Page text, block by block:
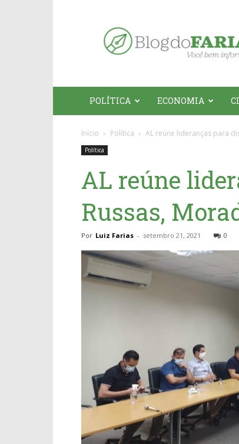
do
Farias
POLÍTICA ECONOMIA
Início Política AL reúne lideranças para
Política
AL reúne
Russas,
Por Luiz Farias - setembro 21, 2021 0